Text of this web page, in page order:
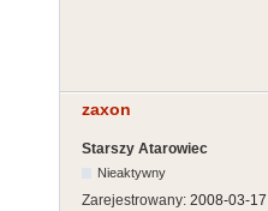
zaxon
Starszy Atarowiec
Nieaktywny
Zarejestrowany: 2008-03-17